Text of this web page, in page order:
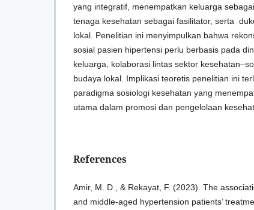
yang integratif, menempatkan keluarga
tenaga kesehatan sebagai fasilitator, serta
lokal. Penelitian ini menyimpulkan bahwa
sosial pasien hipertensi perlu berbasis pada
keluarga, kolaborasi lintas sektor
budaya lokal. Implikasi teoretis penelitian ini
paradigma sosiologi kesehatan yang
utama dalam promosi dan pengelolaan
References
Amir, M. D., & Rekayat, F. (2023). The
and middle-aged hypertension patients’